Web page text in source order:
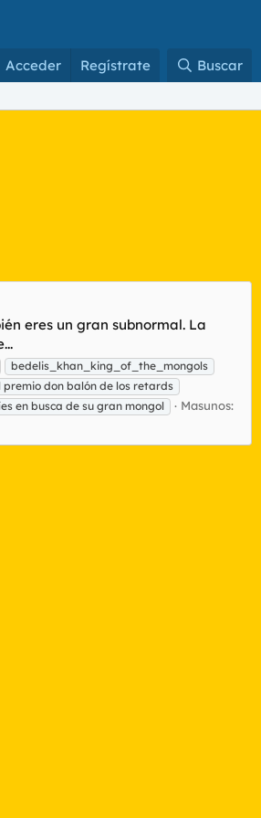
Acceder Regístrate Buscar
eres un gran subnormal. La
bedelis_khan_king_of_the_mongols
premio don balón de los retards
en busca de su gran mongol
Masunos: